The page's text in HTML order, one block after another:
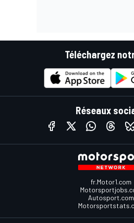
Téléchargez
Réseaux
fr.Motor1.com
Autosport.com